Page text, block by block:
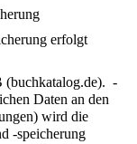
erfolgt
(buchkatalog.de). -
Daten an den
wird die
-speicherung